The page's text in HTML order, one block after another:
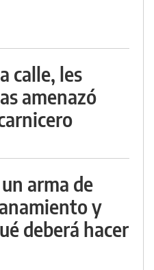
calle, les
amenazó
arma de
y
deberá hacer